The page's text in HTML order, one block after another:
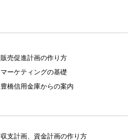
販売促進計画の作り方
マーケティングの基礎
豊橋信用金庫からの案内
収支計画、資金計画の作り方